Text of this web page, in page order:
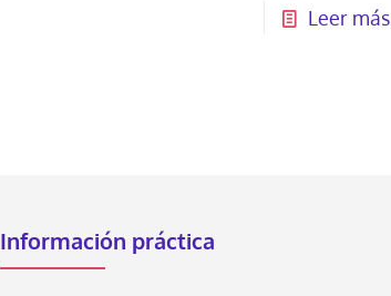
Leer más
Información práctica